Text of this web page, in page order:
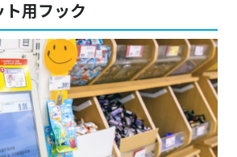
ト用フック